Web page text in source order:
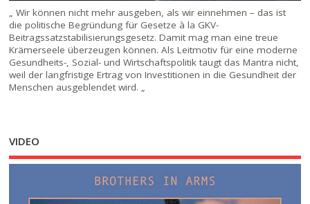
„ Wir können nicht mehr ausgeben, als wir einnehmen – das ist
die politische Begründung für Gesetze à la GKV-
Beitragssatzstabilisierungsgesetz. Damit mag man eine treue
Krämerseele überzeugen können. Als Leitmotiv für eine moderne
Gesundheits-, Sozial- und Wirtschaftspolitik taugt das Mantra nicht,
weil der langfristige Ertrag von Investitionen in die Gesundheit der
Menschen ausgeblendet wird. „
VIDEO